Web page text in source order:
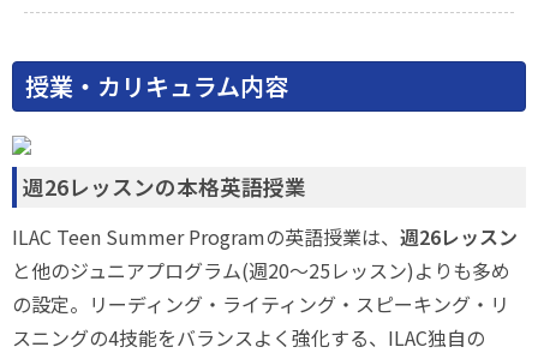
授業・カリキュラム内容
週26レッスンの本格英語授業
ILAC Teen Summer Programの英語授業は、 週26レッスン
と他のジュニアプログラム(週20〜25レッスン)よりも多め
の設定。リーディング・ライティング・スピーキング・リ
スニングの4技能をバランスよく強化する、ILAC独自の